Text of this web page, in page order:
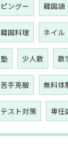
ピングー 韓国語
韓国料理 ネイル
塾 少人数 数
苦手克服 無料体
テスト対策 専任